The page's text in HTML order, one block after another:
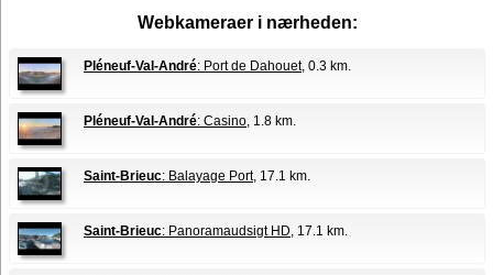
Webkameraer i nærheden:
Pléneuf-Val-André: Port de Dahouet, 0.3 km.
Pléneuf-Val-André: Casino, 1.8 km.
Saint-Brieuc: Balayage Port, 17.1 km.
Saint-Brieuc: Panoramaudsigt HD, 17.1 km.